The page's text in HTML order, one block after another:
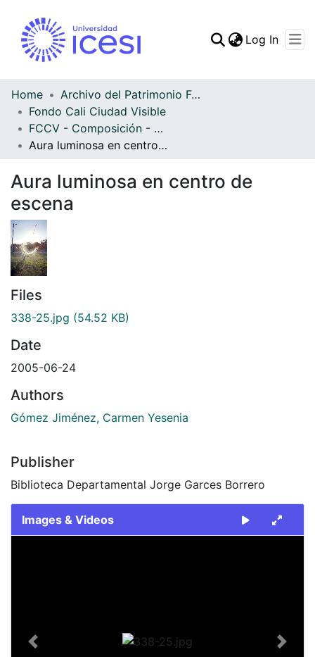
Log In
Home
Archivo del Patrimonio Fotográfico y Fílmico del Valle del Cauca
Fondo Cali Ciudad Visible
FCCV - Composición - Patrimonial
Aura luminosa en centro de escena
Aura luminosa en centro de
escena
Files
338-25.jpg (54.52 KB)
Date
2005-06-24
Authors
Gómez Jiménez, Carmen Yesenia
Publisher
Biblioteca Departamental Jorge Garces Borrero
Images & Videos
Previous Next